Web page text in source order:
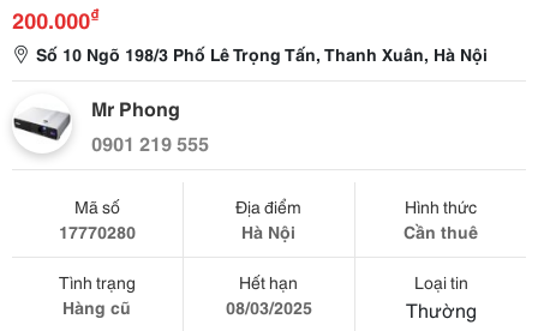
200.000₫
Số 10 Ngõ 198/3 Phố Lê Trọng Tấn, Thanh Xuân, Hà Nội
Mr Phong
0901 219 555
Mã số
17770280
Địa điểm
Hà Nội
Hình thức
Cần thuê
Tình trạng
Hàng cũ
Hết hạn
08/03/2025
Loại tin
Thường